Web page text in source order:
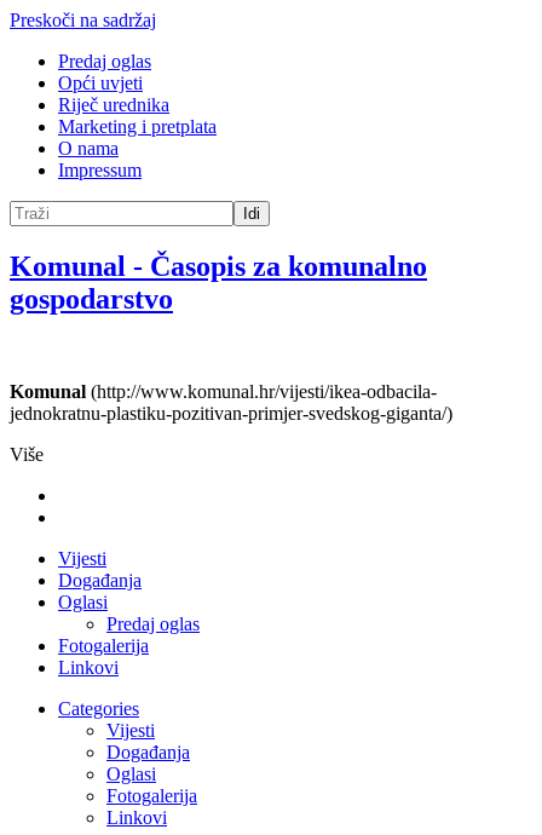
Preskoči na sadržaj
Predaj oglas
Opći uvjeti
Riječ urednika
Marketing i pretplata
O nama
Impressum
Idi
Komunal - Časopis za komunalno
gospodarstvo
Komunal (http://www.komunal.hr/vijesti/ikea-odbacila-
jednokratnu-plastiku-pozitivan-primjer-svedskog-giganta/)
Više
Vijesti
Događanja
Oglasi
Predaj oglas
Fotogalerija
Linkovi
Categories
Vijesti
Događanja
Oglasi
Fotogalerija
Linkovi